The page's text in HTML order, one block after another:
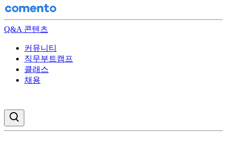
Q&A 콘텐츠
커뮤니티
직무부트캠프
클래스
채용